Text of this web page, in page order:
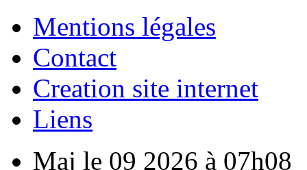
Mentions légales
Contact
Creation site internet
Liens
Maj le 09 2026 à 07h08